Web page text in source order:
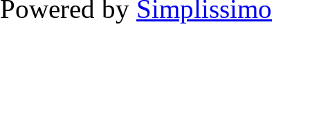
Powered by Simplissimo